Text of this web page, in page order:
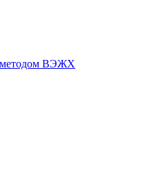
методом ВЭЖХ